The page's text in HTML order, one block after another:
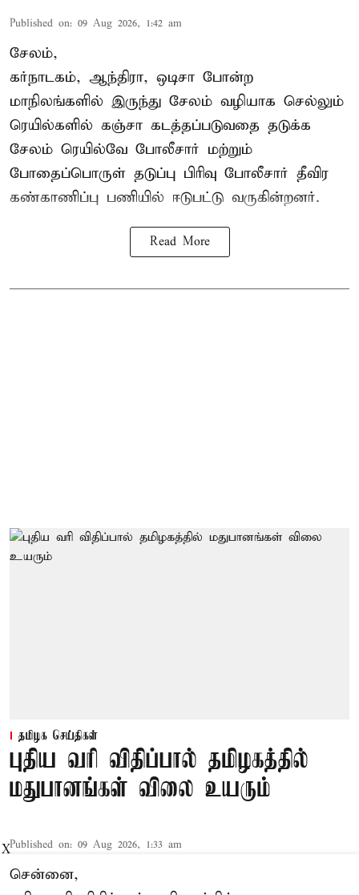
Published on: 09 Aug 2026, 1:42 am
சேலம்,
கர்நாடகம், ஆந்திரா, ஒடிசா போன்ற
மாநிலங்களில் இருந்து சேலம் வழியாக செல்லும்
ரெயில்களில் கஞ்சா கடத்தப்படுவதை தடுக்க
சேலம் ரெயில்வே போலீசார் மற்றும்
போதைப்பொருள் தடுப்பு பிரிவு போலீசார் தீவிர
கண்காணிப்பு பணியில் ஈடுபட்டு வருகின்றனர்.
Read More
தமிழக செய்திகள்
புதிய வரி விதிப்பால் தமிழகத்தில்
மதுபானங்கள் விலை உயரும்
Published on: 09 Aug 2026, 1:33 am
சென்னை,
X